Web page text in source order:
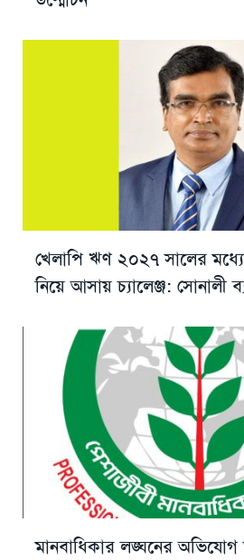
খেলাপি ঋণ ২০২৭ সালের মধ্যে
নিয়ে আসায় চ্যালেঞ্জ: সোনালী
মানবাধিকার লঙ্ঘনের অভিযোগ